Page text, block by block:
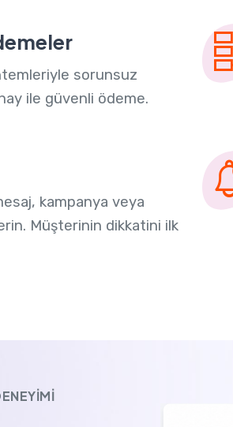
sorunsuz
ile güvenli ödeme.
kampanya veya
Müşterinin dikkatini ilk